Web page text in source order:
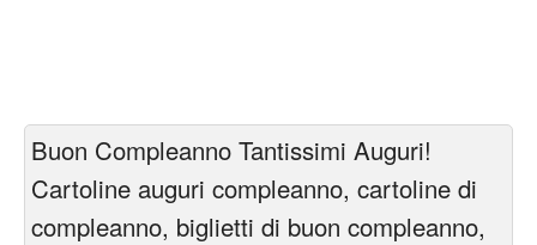
Buon Compleanno Tantissimi Auguri!
Cartoline auguri compleanno, cartoline di
compleanno, biglietti di buon compleanno,